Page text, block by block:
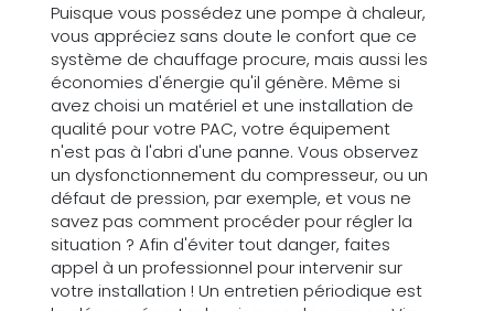
Puisque vous possédez une pompe à chaleur,
vous appréciez sans doute le confort que ce
système de chauffage procure, mais aussi les
économies d'énergie qu'il génère. Même si
avez choisi un matériel et une installation de
qualité pour votre PAC, votre équipement
n'est pas à l'abri d'une panne. Vous observez
un dysfonctionnement du compresseur, ou un
défaut de pression, par exemple, et vous ne
savez pas comment procéder pour régler la
situation ? Afin d'éviter tout danger, faites
appel à un professionnel pour intervenir sur
votre installation ! Un entretien périodique est